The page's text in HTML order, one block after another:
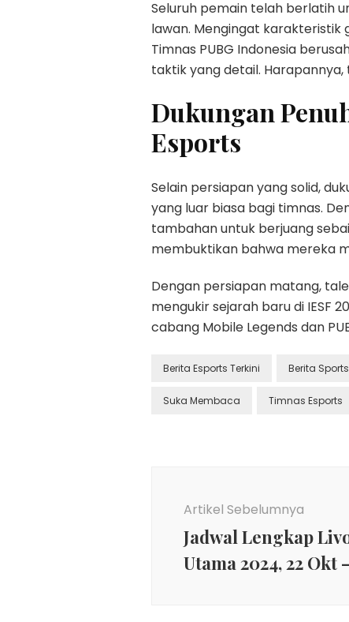
Seluruh pemain telah berlatih
lawan. Mengingat karakteristik
Timnas PUBG Indonesia
taktik yang detail.
Dukungan
Esports
Selain persiapan yang solid,
yang luar biasa bagi timnas.
tambahan untuk berjuang
membuktikan bahwa mereka
Dengan persiapan matang,
mengukir sejarah baru di IESF
cabang Mobile Legends dan
Berita Esports Terkini Berita
Suka Membaca Timnas Esports
Artikel Sebelumnya
Jadwal Lengkap
Utama 2024, 22 Okt